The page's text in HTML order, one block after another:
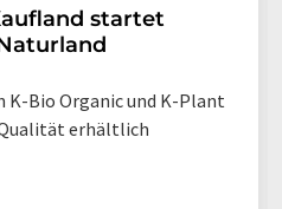
startet
K-Bio Organic und K-Plant
erhältlich